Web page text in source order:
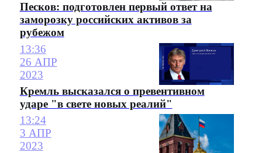
Песков: подготовлен первый ответ на
заморозку российских активов за
рубежом
13:36
26 АПР
2023
Кремль высказался о превентивном
ударе "в свете новых реалий"
13:24
3 АПР
2023